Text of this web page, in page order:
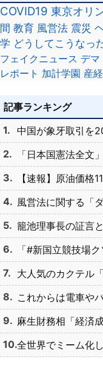
COVID19 東京オリ
間 教育 風営法 震災
学 どうしてこうなっ
フェイクニュース デマ
レポート 加計学園 産
記事ランキング
中国が象牙取引を
「日本国憲法全文
【速報】原油価格
風営法に関する「
籠池理事長の証言
「#新国立競技場
大人気のカクテル
これからは電車や
麻生財務相「経済
全世界でミーム化